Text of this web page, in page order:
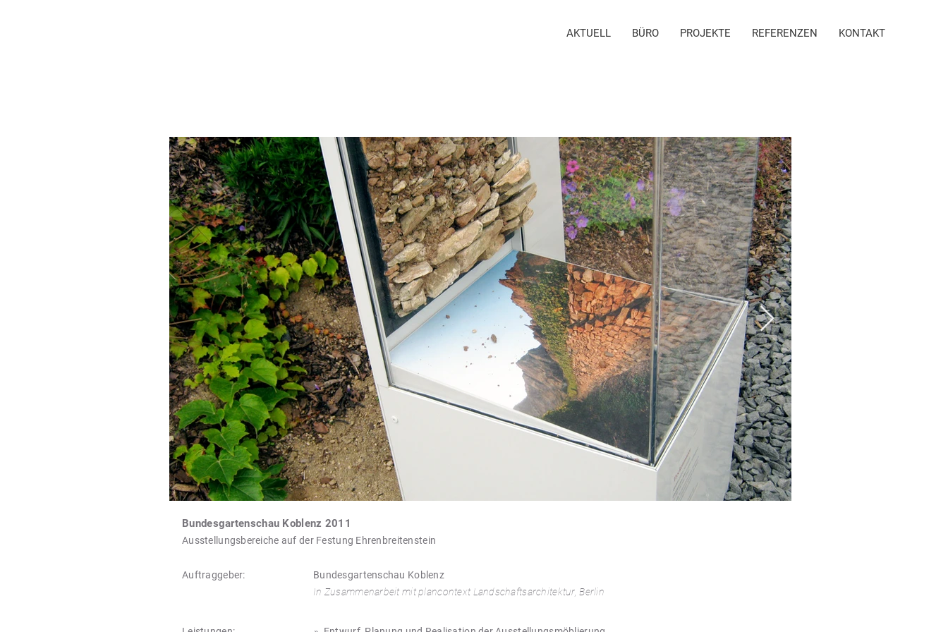
AKTUELL BÜRO PROJEKTE REFERENZEN KONTAKT
Bundesgartenschau Koblenz 2011
Ausstellungsbereiche auf der Festung Ehrenbreitenstein
Auftraggeber:
Bundesgartenschau Koblenz
In Zusammenarbeit mit plancontext Landschaftsarchitektur, Berlin